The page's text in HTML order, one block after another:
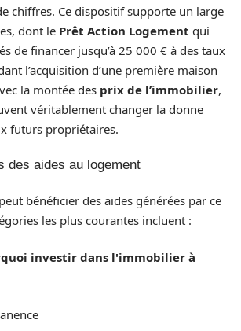
chiffres. Ce dispositif supporte un large
dont le Prêt Action Logement qui
de financer jusqu’à 25 000 € à des taux
l’acquisition d’une première maison
la montée des prix de l’immobilier,
véritablement changer la donne
futurs propriétaires.
des aides au logement
bénéficier des aides générées par ce
les plus courantes incluent :
investir dans l'immobilier à